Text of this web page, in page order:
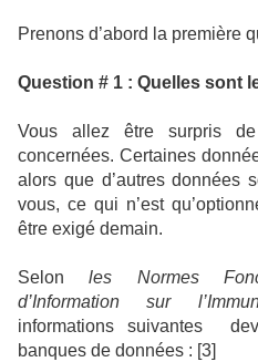
Prenons d’abord la première
Question # 1 : Quelles sont
Vous allez être surpris
concernées. Certaines
alors que d’autres données
vous, ce qui n’est
être exigé demain.
Selonles Normes
d’Information sur
informations suivantes
banques de données : [3]